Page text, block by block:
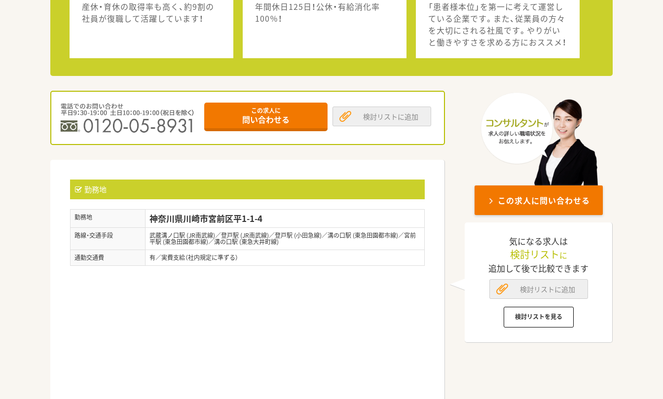
産休・育休の取得率も高く、約9割の
社員が復職して活躍しています！
年間休日125日！公休・有給消化率
100％！
「患者様本位」を第一に考えて運営し
ている企業です。また、従業員の方々
を大切にされる社風です。やりがい
と働きやすさを求める方におススメ！
この求人に
問い合わせる 検討リストに追加
勤務地
勤務地 神奈川県川崎市宮前区平1-1-4
路線・交通手段 武蔵溝ノ口駅 (JR南武線)／登戸駅 (JR南武線)／登戸駅 (小田急線)／溝の口駅 (東急田園都市線)／宮前
平駅 (東急田園都市線)／溝の口駅 (東急大井町線)
通勤交通費
有／実費支給（社内規定に準ずる）
この求人に問い合わせる
気になる求人は
検討リスト に
追加して後で比較できます
検討リストに追加
検討リストを見る